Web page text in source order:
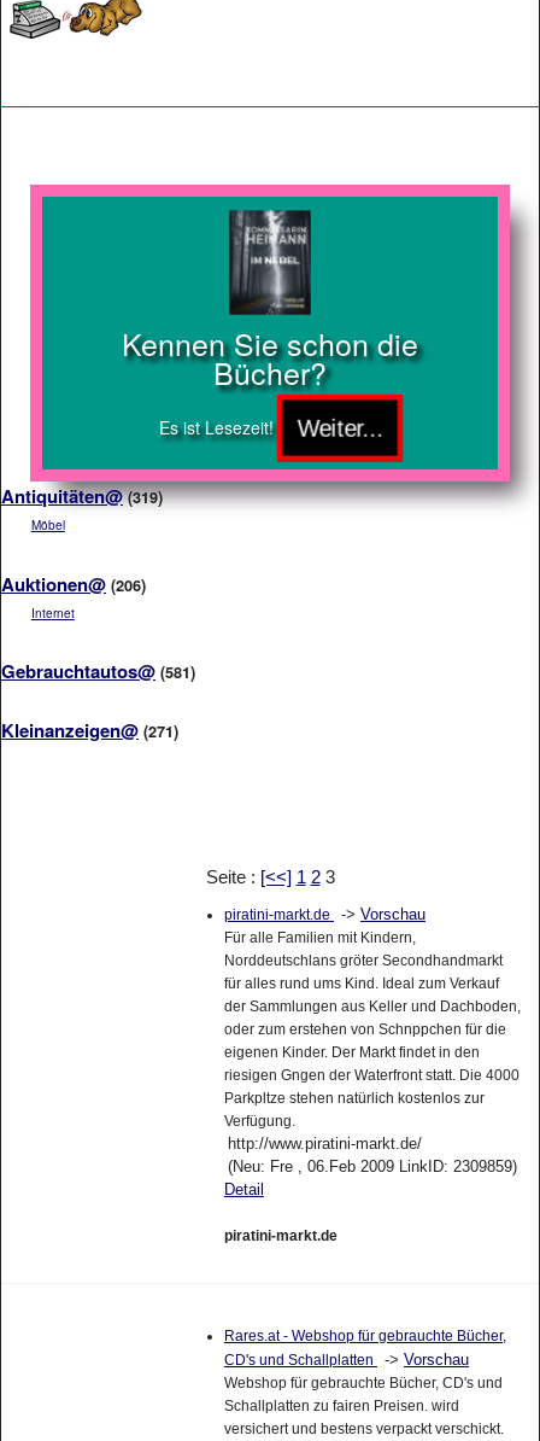
Kennen Sie schon die
Bücher?
Es ist Lesezeit!
Antiquitäten@ (319)
Möbel
Auktionen@ (206)
Internet
Gebrauchtautos@ (581)
Kleinanzeigen@ (271)
Seite : [<<] 1 23
piratini-markt.de -> Vorschau
Für alle Familien mit Kindern,
Norddeutschlans gröter Secondhandmarkt
für alles rund ums Kind. Ideal zum Verkauf
der Sammlungen aus Keller und Dachboden,
oder zum erstehen von Schnppchen für die
eigenen Kinder. Der Markt findet in den
riesigen Gngen der Waterfront statt. Die 4000
Parkpltze stehen natürlich kostenlos zur
Verfügung.
http://www.piratini-markt.de/
(Neu: Fre , 06.Feb 2009 LinkID: 2309859)
Detail
piratini-markt.de
Rares.at - Webshop für gebrauchte Bücher,
CD's und Schallplatten
-> Vorschau
Webshop für gebrauchte Bücher, CD's und
Schallplatten zu fairen Preisen. wird
versichert und bestens verpackt verschickt.